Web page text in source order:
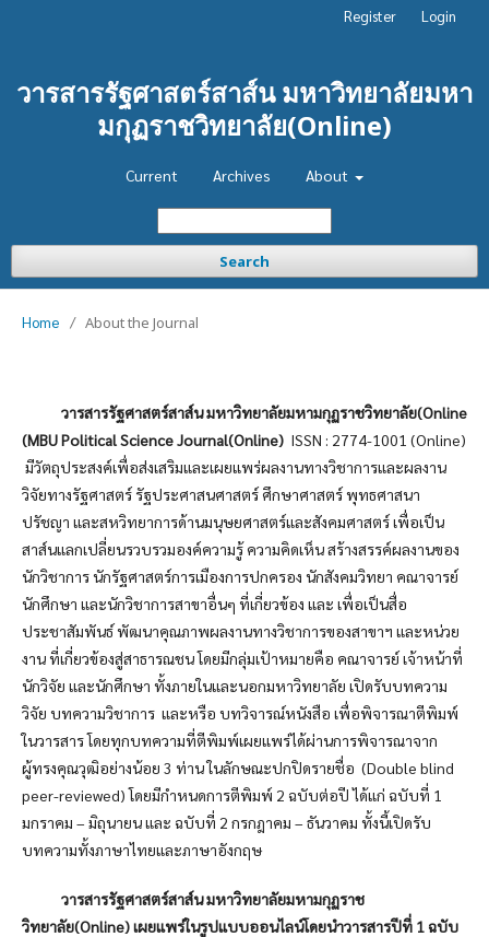
วารสารรัฐศาสตร์สาส์น มหาวิทยาลัยมหา
มกุฏราชวิทยาลัย(Online)
Current Archives About
Search
Register Login
Home / About the Journal
วารสารรัฐศาสตร์สาส์น มหาวิทยาลัยมหามกุฏราชวิทยาลัย(Online
(MBU Political Science Journal(Online) ISSN : 2774-1001 (Online)
มีวัตถุประสงค์เพื่อส่งเสริมและเผยแพร่ผลงานทางวิชาการและผลงาน
วิจัยทางรัฐศาสตร์ รัฐประศาสนศาสตร์ ศึกษาศาสตร์ พุทธศาสนา
ปรัชญา และสหวิทยาการด้านมนุษยศาสตร์และสังคมศาสตร์ เพื่อเป็น
สาส์นแลกเปลี่ยนรวบรวมองค์ความรู้ ความคิดเห็น สร้างสรรค์ผลงานของ
นักวิชาการ นักรัฐศาสตร์การเมืองการปกครอง นักสังคมวิทยา คณาจารย์
นักศึกษา และนักวิชาการสาขาอื่นๆ ที่เกี่ยวข้อง และ เพื่อเป็นสื่อ
ประชาสัมพันธ์ พัฒนาคุณภาพผลงานทางวิชาการของสาขาฯ และหน่วย
งาน ที่เกี่ยวข้องสู่สาธารณชน โดยมีกลุ่มเป้าหมายคือ คณาจารย์ เจ้าหน้าที่
นักวิจัย และนักศึกษา ทั้งภายในและนอกมหาวิทยาลัย เปิดรับบทความ
วิจัย บทความวิชาการ และหรือ บทวิจารณ์หนังสือ เพื่อพิจารณาตีพิมพ์
ในวารสาร โดยทุกบทความที่ตีพิมพ์เผยแพร่ได้ผ่านการพิจารณาจาก
ผู้ทรงคุณวุฒิอย่างน้อย 3 ท่าน ในลักษณะปกปิดรายชื่อ (Double blind
peer-reviewed) โดยมีกำหนดการตีพิมพ์ 2 ฉบับต่อปี ได้แก่ ฉบับที่ 1
มกราคม – มิถุนายน และ ฉบับที่ 2 กรกฎาคม – ธันวาคม ทั้งนี้เปิดรับ
บทความทั้งภาษาไทยและภาษาอังกฤษ
วารสารรัฐศาสตร์สาส์น มหาวิทยาลัยมหามกุฏราช
วิทยาลัย(Online) เผยแพร่ในรูปแบบออนไลน์โดยนำวารสารปีที่ 1 ฉบับ